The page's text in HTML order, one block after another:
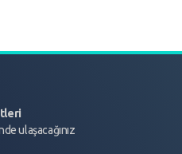
ulaşacağınız